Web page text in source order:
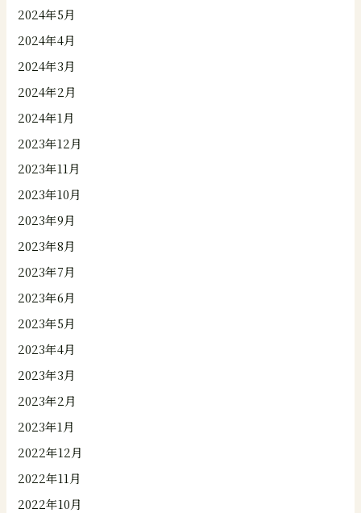
2024年5月
2024年4月
2024年3月
2024年2月
2024年1月
2023年12月
2023年11月
2023年10月
2023年9月
2023年8月
2023年7月
2023年6月
2023年5月
2023年4月
2023年3月
2023年2月
2023年1月
2022年12月
2022年11月
2022年10月